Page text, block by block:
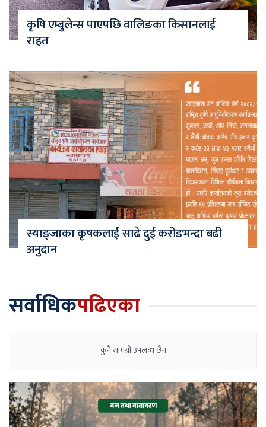
कृषि एम्बुलेन्स पाएपछि वालिङका किसानलाई
राहत
स्याङ्जाका कृषकलाई साढे दुई करोडभन्दा बढी
अनुदान
सर्वाधिकपढिएका
कुनै सामग्री उपलब्ध छैन